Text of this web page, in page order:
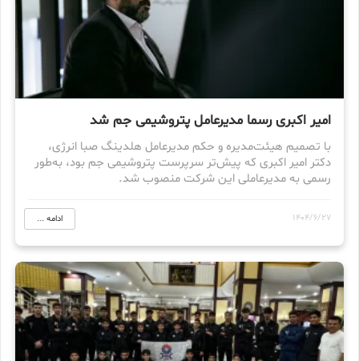
امیر اکبری رسما مدیرعامل پتروشیمی جم شد
با تصمیم هیئت‌مدیره و حکم مدیرعامل هلدینگ صبا انرژی،
دکتر امیر اکبری که پیش‌تر سرپرست پتروشیمی جم بود، به‌طور
رسمی به مدیرعاملی این شرکت منصوب شد.
1404/6/27 ادامه ...